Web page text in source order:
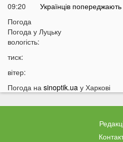
09:20
Українців
09:05
вважався зниклим
21:32
20:21
Ці продукти потрібно
можуть бути
кого це стосується
Що категорично
Погода
Погода у Луцьку
вологість:
тиск:
вітер:
Погода на sinoptik.ua у Харкові